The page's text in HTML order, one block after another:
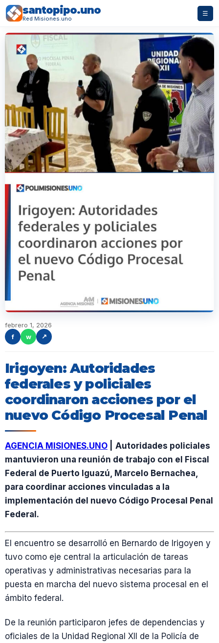
santopipo.uno
Red Misiones.uno
☰
febrero 1, 2026
f
w ↗
Irigoyen: Autoridades
federales y policiales
coordinaron acciones por el
nuevo Código Procesal Penal
AGENCIA MISIONES.UNO
Autoridades policiales
mantuvieron una reunión de trabajo con el Fiscal
Federal de Puerto Iguazú, Marcelo Bernachea,
para coordinar acciones vinculadas a la
implementación del nuevo Código Procesal Penal
Federal.
El encuentro se desarrolló en Bernardo de Irigoyen y
tuvo como eje central la articulación de tareas
operativas y administrativas necesarias para la
puesta en marcha del nuevo sistema procesal en el
ámbito federal.
De la reunión participaron jefes de dependencias y
oficiales de la Unidad Regional XII de la Policía de